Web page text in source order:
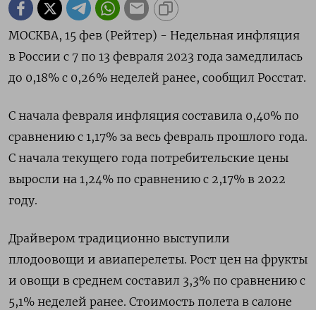
МОСКВА, 15 фев (Рейтер) - Недельная инфляция
в России с 7 по 13 февраля 2023 года замедлилась
до 0,18% с 0,26% неделей ранее, сообщил Росстат.
С начала февраля инфляция составила 0,40% по
сравнению с 1,17% за весь февраль прошлого года.
С начала текущего года потребительские цены
выросли на 1,24% по сравнению с 2,17% в 2022
году.
Драйвером традиционно выступили
плодоовощи и авиаперелеты. Рост цен на фрукты
и овощи в среднем составил 3,3% по сравнению с
5,1% неделей ранее. Стоимость полета в салоне